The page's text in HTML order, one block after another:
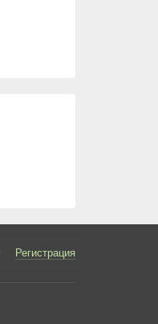
Регистрация